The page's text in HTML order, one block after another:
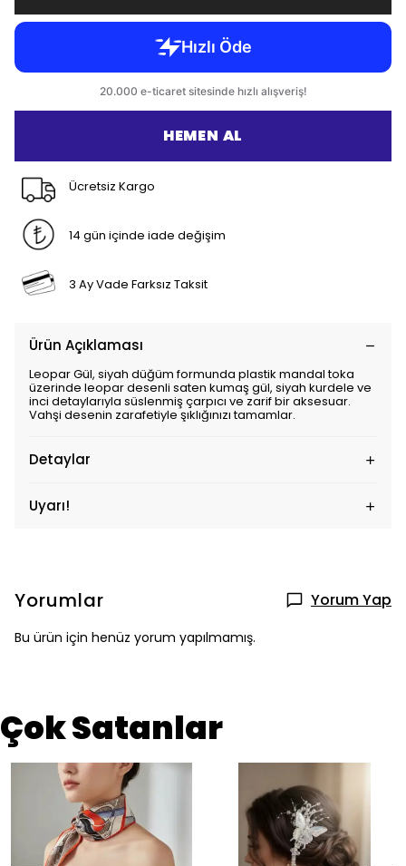
HEMEN AL
Ücretsiz Kargo
14 gün içinde iade değişim
3 Ay Vade Farksız Taksit
Ürün Açıklaması
Leopar Gül, siyah düğüm formunda plastik mandal toka
üzerinde leopar desenli saten kumaş gül, siyah kurdele ve
inci detaylarıyla süslenmiş çarpıcı ve zarif bir aksesuar.
Vahşi desenin zarafetiyle şıklığınızı tamamlar.
Detaylar
Uyarı!
Yorumlar Yorum Yap
Bu ürün için henüz yorum yapılmamış.
Çok Satanlar